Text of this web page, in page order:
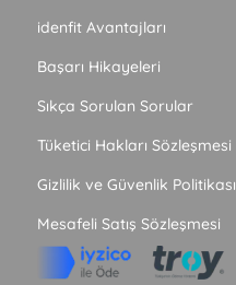
idenfit Avantajları
Başarı Hikayeleri
Sıkça Sorulan Sorular
Tüketici Hakları Sözleşmesi
Gizlilik ve Güvenlik Politikası
Mesafeli Satış Sözleşmesi